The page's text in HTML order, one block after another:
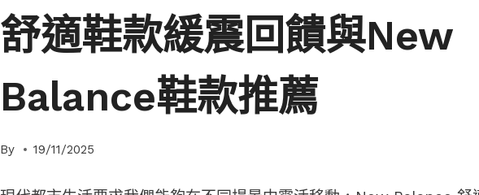
舒適鞋款緩震回饋與New
Balance鞋款推薦
By 19/11/2025